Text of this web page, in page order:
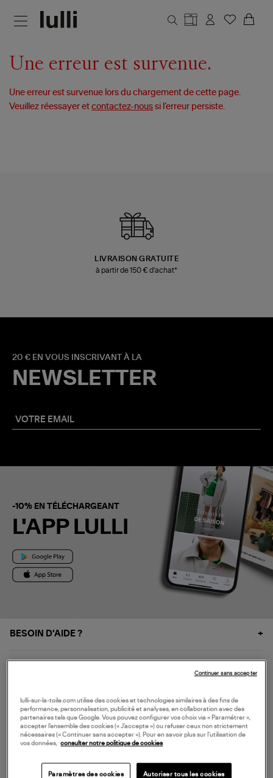
Une erreur est survenue.
Une erreur est survenue lors du chargement de cette page.
Veuillez réessayer etcontactez-nous si l’erreur persiste.
LIVRAISON GRATUITE
à partir de 150 € d'achat*
20 € EN VOUS INSCRIVANT À LA
NEWSLETTER
-10% EN TÉLÉCHARGEANT
L'APP LULLI
BESOIN D'AIDE ?
NOS SERVICES
SERVICE CLIENT
lulli-sur-la-toile.com utilise des cookies et technologies similaires à des fins de
performance, personnalisation, publicité et analyses, en collaboration avec des
partenaires tels que Google. Vous pouvez configurer vos choix via « Paramétrer »,
accepter l’ensemble des cookies (« J’accepte ») ou refuser ceux non strictement
nécessaires (« Continuer sans accepter »). Pour en savoir plus sur l’utilisation de
vos données,
consulter notre politique de cookies
Paramètres des cookies Autoriser tous les cookies
Continuer sans accepter